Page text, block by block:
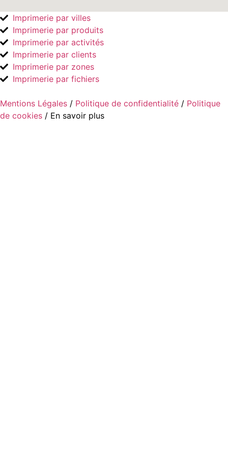
Imprimerie par villes
Imprimerie par produits
Imprimerie par activités
Imprimerie par clients
Imprimerie par zones
Imprimerie par fichiers
Mentions Légales / Politique de confidentialité / Politique
de cookies / En savoir plus